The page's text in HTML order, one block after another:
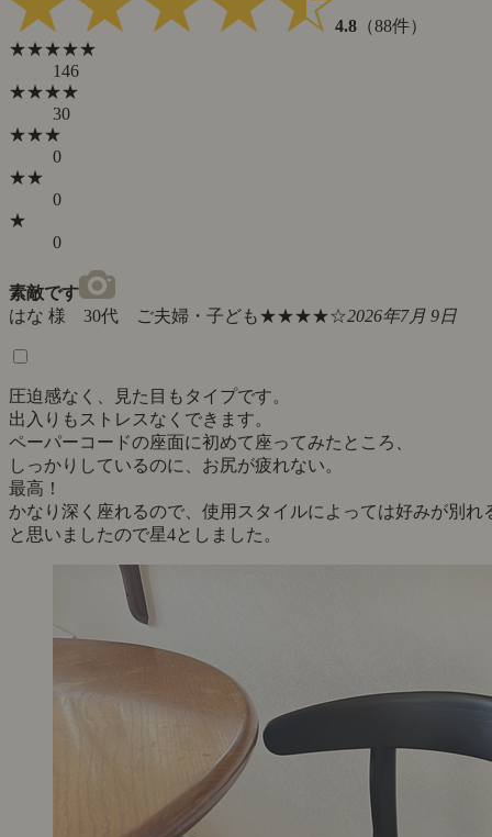
4.8 （88件）
★★★★★
146
★★★★
30
★★★
0
★★
0
★
0
素敵です
はな 様 30代 ご夫婦・子ども★★★★☆2026年7月 9日
圧迫感なく、見た目もタイプです。
出入りもストレスなくできます。
ペーパーコードの座面に初めて座ってみたところ、
しっかりしているのに、お尻が疲れない。
最高！
かなり深く座れるので、使用スタイルによっては好みが別れ
と思いましたので星4としました。